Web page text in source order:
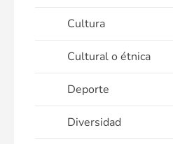
Cultura
Cultural o étnica
Deporte
Diversidad